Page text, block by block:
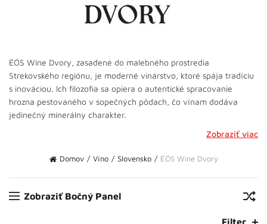
ÉÓS Wine Dvory, zasadené do malebného prostredia
Strekovského regiónu, je moderné vinárstvo, ktoré spája tradíciu
s inováciou. Ich filozofia sa opiera o autentické spracovanie
hrozna pestovaného v sopečných pôdach, čo vínam dodáva
jedinečný minerálny charakter.
Zobraziť viac
Domov Víno Slovensko ÉÓS Wine Dvory
Zobraziť Bočný Panel
Filter